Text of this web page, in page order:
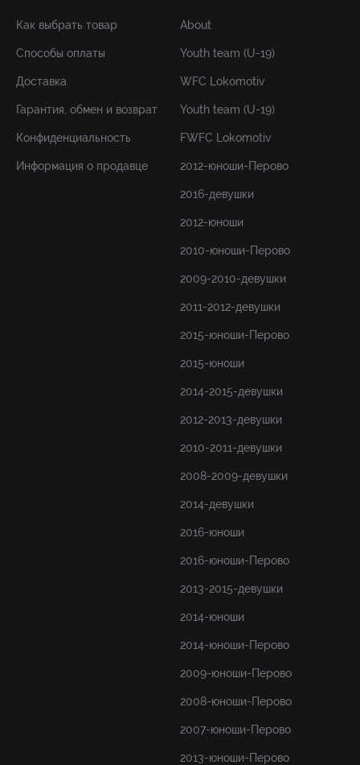
Как выбрать товар
Способы оплаты
Доставка
Гарантия, обмен и возврат
Конфиденциальность
Информация о продавце
About
Youth team (U-19)
WFC Lokomotiv
Youth team (U-19)
FWFC Lokomotiv
2012-юноши-Перово
2016-девушки
2012-юноши
2010-юноши-Перово
2009-2010-девушки
2011-2012-девушки
2015-юноши-Перово
2015-юноши
2014-2015-девушки
2012-2013-девушки
2010-2011-девушки
2008-2009-девушки
2014-девушки
2016-юноши
2016-юноши-Перово
2013-2015-девушки
2014-юноши
2014-юноши-Перово
2009-юноши-Перово
2008-юноши-Перово
2007-юноши-Перово
2013-юноши-Перово